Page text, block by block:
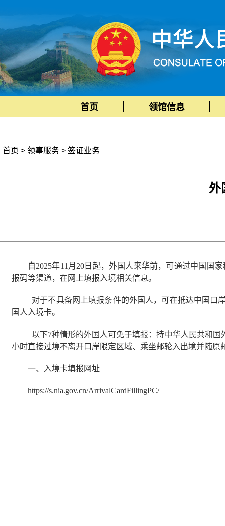
首页 领馆信息
首页 > 领事服务 > 签证业务
外
自2025年11月20日起，外国人来华前，可通过中国国
报码等渠道，在网上填报入境相关信息。
对于不具备网上填报条件的外国人，可在抵达中国口
国人入境卡。
以下7种情形的外国人可免于填报：持中华人民共和
小时直接过境不离开口岸限定区域、乘坐邮轮入出境并随
一、入境卡填报网址
https://s.nia.gov.cn/ArrivalCardFillingPC/